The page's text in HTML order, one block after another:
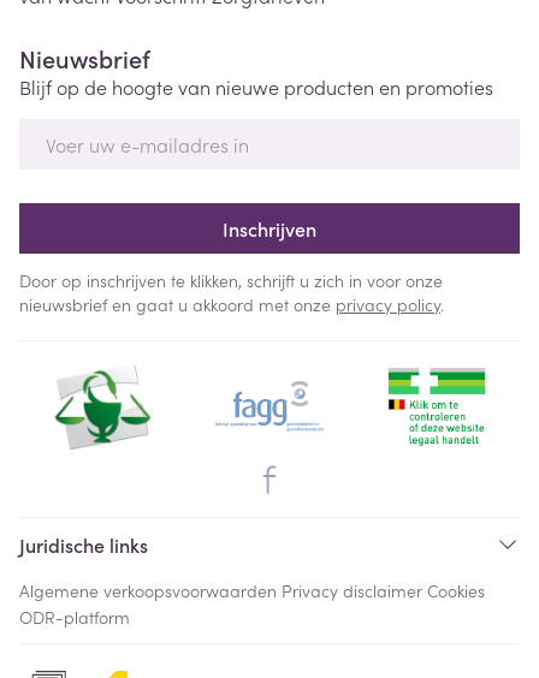
Nieuwsbrief
Blijf op de hoogte van nieuwe producten en promoties
Inschrijven
Door op inschrijven te klikken, schrijft u zich in voor onze
nieuwsbrief en gaat u akkoord met onze privacy policy.
Juridische links
Algemene verkoopsvoorwaarden Privacy disclaimer Cookies
ODR-platform